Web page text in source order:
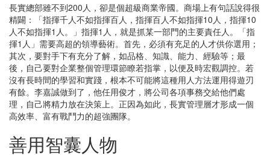
長實總部雖不到200人，卻是個超級商業帝國。商場上有句話說得很
精闢：「指揮千人不如指揮百人，指揮百人不如指揮10人，指揮10
人不如指揮1人。」指揮1人，就是抓某一部門的主要責任人。「指
揮1人」需要高超的領導藝術。首先，必須有充足的人才供你選用；
其次，要對手下有充分了解，如品格、知識、能力、經驗等；最
後，自己要對企業整個管理環節瞭若指掌，以便及時宏觀調控。若
沒有長時間的學習和實踐，根本不可能將這種用人方法運用得遊刃
有餘。李嘉誠做到了，他任用俊才，將公司各項事務交給他們處
理，自己將精力放在決策上。正因為如此，長實管理層才形成一個
高效率、富有戰鬥力的超強團隊。
善用智囊人物